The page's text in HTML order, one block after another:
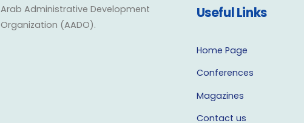
Arab Administrative Development
Organization (AADO).
Useful Links
Home Page
Conferences
Magazines
Contact us